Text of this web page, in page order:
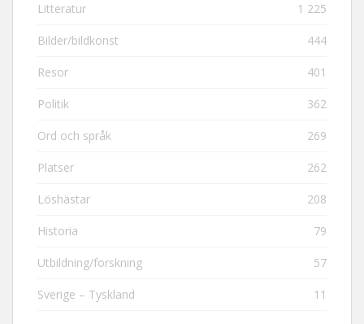
Litteratur 1 225
Bilder/bildkonst 444
Resor 401
Politik 362
Ord och språk 269
Platser 262
Löshästar 208
Historia 79
Utbildning/forskning 57
Sverige – Tyskland 11